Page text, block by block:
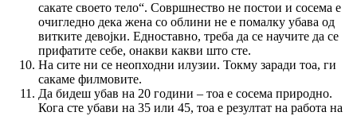
сакате своето тело“. Совршнество не постои и сосема е
очигледно дека жена со облини не е помалку убава од
витките девојки. Едноставно, треба да се научите да се
прифатите себе, онакви какви што сте.
На сите ни се неопходни илузии. Токму заради тоа, ги
сакаме филмовите.
Да бидеш убав на 20 години – тоа е сосема природно.
Кога сте убави на 35 или 45, тоа е резултат на работа на